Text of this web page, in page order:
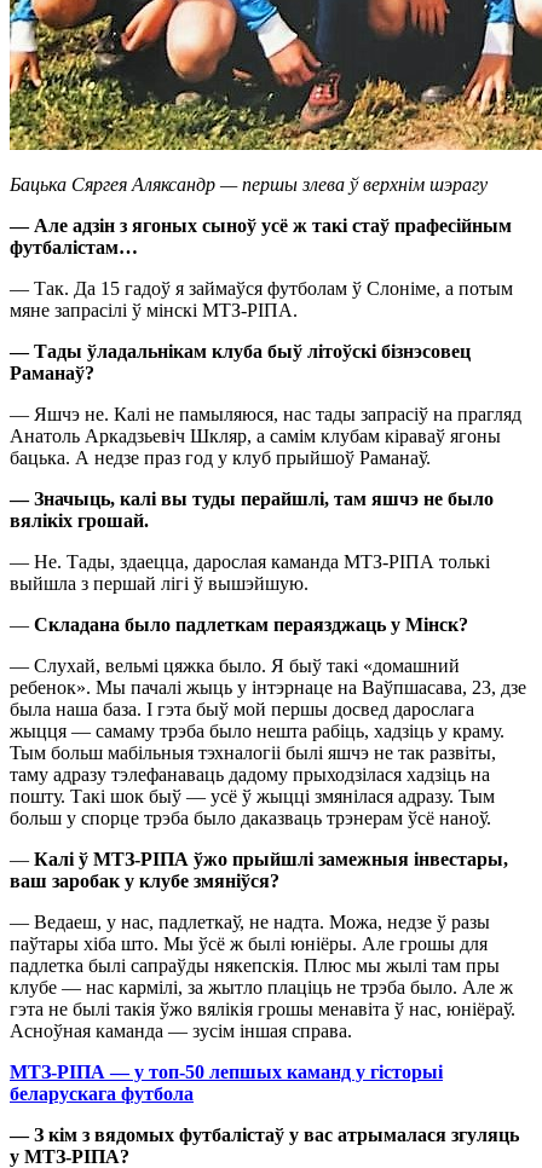
Бацька Сяргея Аляксандр — першы злева ў верхнім шэрагу
— Але адзін з ягоных сыноў усё ж такі стаў прафесійным
футбалістам…
— Так. Да 15 гадоў я займаўся футболам ў Слоніме, а потым
мяне запрасілі ў мінскі МТЗ-РІПА.
— Тады ўладальнікам клуба быў літоўскі бізнэсовец
Раманаў?
— Яшчэ не. Калі не памыляюся, нас тады запрасіў на прагляд
Анатоль Аркадзьевіч Шкляр, а самім клубам кіраваў ягоны
бацька. А недзе праз год у клуб прыйшоў Раманаў.
— Значыць, калі вы туды перайшлі, там яшчэ не было
вялікіх грошай.
— Не. Тады, здаецца, дарослая каманда МТЗ-РІПА толькі
выйшла з першай лігі ў вышэйшую.
— Складана было падлеткам пераязджаць у Мінск?
— Слухай, вельмі цяжка было. Я быў такі «домашний
ребенок». Мы пачалі жыць у інтэрнаце на Ваўпшасава, 23, дзе
была наша база. І гэта быў мой першы досвед дарослага
жыцця — самаму трэба было нешта рабіць, хадзіць у краму.
Тым больш мабільныя тэхналогіі былі яшчэ не так развіты,
таму адразу тэлефанаваць дадому прыходзілася хадзіць на
пошту. Такі шок быў — усё ў жыцці змянілася адразу. Тым
больш у спорце трэба было даказваць трэнерам ўсё наноў.
— Калі ў МТЗ-РІПА ўжо прыйшлі замежныя інвестары,
ваш заробак у клубе змяніўся?
— Ведаеш, у нас, падлеткаў, не надта. Можа, недзе ў разы
паўтары хіба што. Мы ўсё ж былі юніёры. Але грошы для
падлетка былі сапраўды някепскія. Плюс мы жылі там пры
клубе — нас кармілі, за жытло плаціць не трэба было. Але ж
гэта не былі такія ўжо вялікія грошы менавіта ў нас, юніёраў.
Асноўная каманда — зусім іншая справа.
МТЗ-РIПА — у топ-50 лепшых каманд у гісторыі
беларускага футбола
— З кім з вядомых футбалістаў у вас атрымалася згуляць
у МТЗ-РІПА?